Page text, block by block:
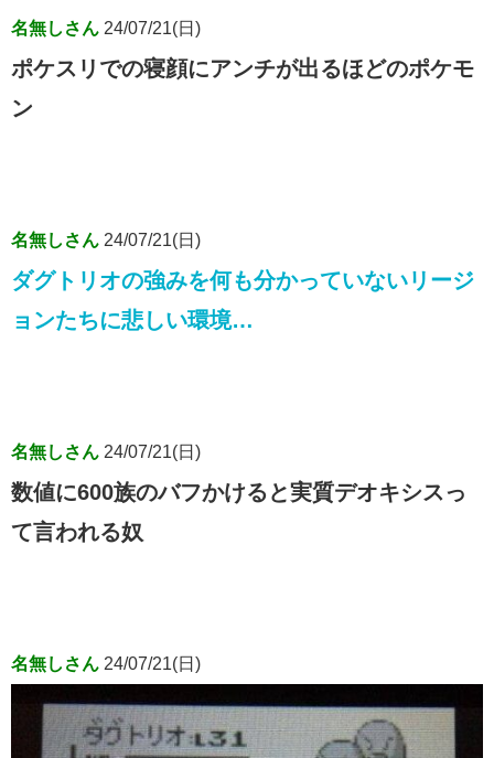
名無しさん 24/07/21(日)
ポケスリでの寝顔にアンチが出るほどのポケモ
ン
名無しさん 24/07/21(日)
ダグトリオの強みを何も分かっていないリージ
ョンたちに悲しい環境…
名無しさん 24/07/21(日)
数値に600族のバフかけると実質デオキシスっ
て言われる奴
名無しさん 24/07/21(日)